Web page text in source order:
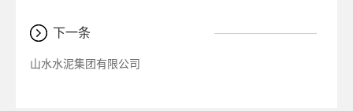
下一条
山水水泥集团有限公司